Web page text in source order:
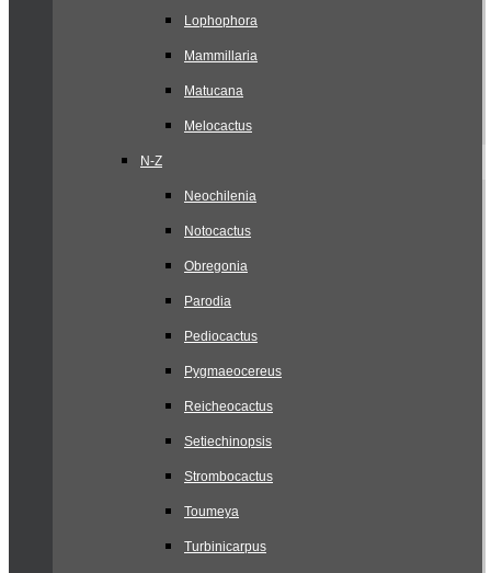
Lophophora
Mammillaria
Matucana
Melocactus
N-Z
Neochilenia
Notocactus
Obregonia
Parodia
Pediocactus
Pygmaeocereus
Reicheocactus
Setiechinopsis
Strombocactus
Toumeya
Turbinicarpus